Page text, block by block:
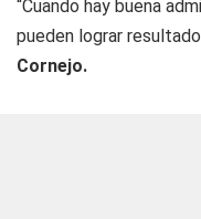
“Cuando hay buena
pueden lograr
Cornejo.